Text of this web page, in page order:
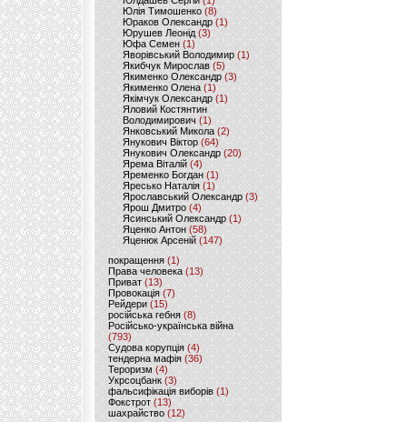
Юлія Тимошенко (8)
Юраков Олександр (1)
Юрушев Леонід (3)
Юфа Семен (1)
Яворівський Володимир (1)
Якибчук Мирослав (5)
Якименко Олександр (3)
Якименко Олена(1)
Якімчук Олександр (1)
Яловий Костянтин
Володимирович (1)
Янковський Микола(2)
Янукович Віктор (64)
Янукович Олександр(20)
Ярема Віталій(4)
Яременко Богдан(1)
Яресько Наталія(1)
Ярославський Олександр (3)
Ярош Дмитро (4)
Ясинський Олександр (1)
Яценко Антон(58)
Яценюк Арсеній (147)
покращення (1)
Права человека(13)
Приват (13)
Провокація (7)
Рейдери (15)
російська гебня (8)
Російсько-українська війна
(793)
Судова корупція (4)
тендерна мафія (36)
Тероризм (4)
Укрсоцбанк (3)
фальсифікація виборів (1)
Фокстрот(13)
шахрайство (12)